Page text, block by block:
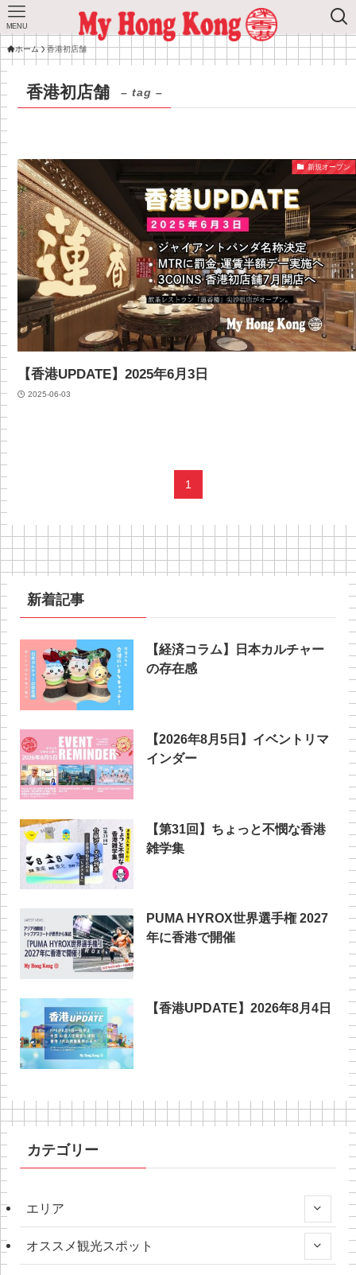
MENU
ホーム 香港初店舗
香港初店舗 – tag –
新規オープン
【香港UPDATE】2025年6月3日
2025-06-03
1
新着記事
【経済コラム】日本カルチャー
の存在感
【2026年8月5日】イベントリマ
インダー
【第31回】ちょっと不憫な香港
雑学集
PUMA HYROX世界選手権 2027
年に香港で開催
【香港UPDATE】2026年8月4日
カテゴリー
エリア
オススメ観光スポット